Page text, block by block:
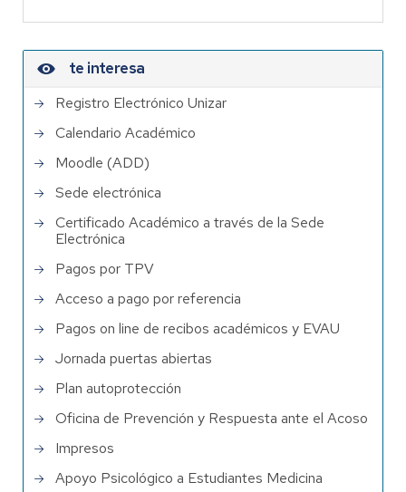
te interesa
Registro Electrónico Unizar
Calendario Académico
Moodle (ADD)
Sede electrónica
Certificado Académico a través de la Sede
Electrónica
Pagos por TPV
Acceso a pago por referencia
Pagos on line de recibos académicos y EVAU
Jornada puertas abiertas
Plan autoprotección
Oficina de Prevención y Respuesta ante el Acoso
Impresos
Apoyo Psicológico a Estudiantes Medicina